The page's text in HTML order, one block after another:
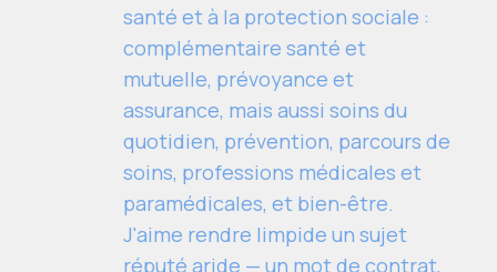
santé et à la protection sociale :
complémentaire santé et
mutuelle, prévoyance et
assurance, mais aussi soins du
quotidien, prévention, parcours de
soins, professions médicales et
paramédicales, et bien-être.
J'aime rendre limpide un sujet
réputé aride — un mot de contrat,